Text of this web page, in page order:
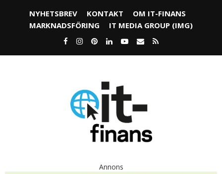
NYHETSBREV KONTAKT
OM IT-FINANS
MARKNADSFÖRING
IT MEDIA GROUP (IMG)
Annons